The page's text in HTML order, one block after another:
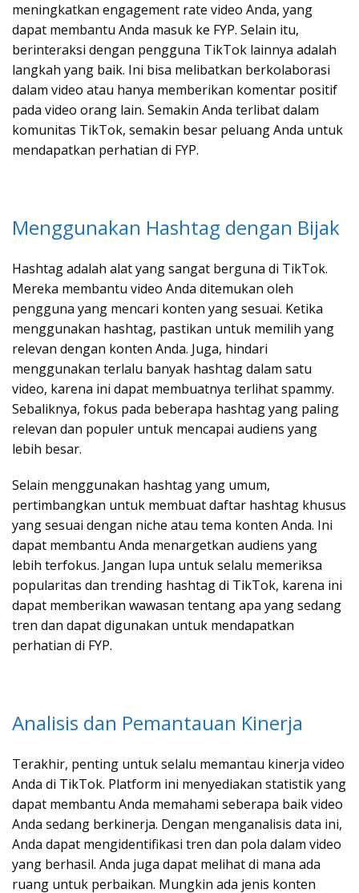
meningkatkan engagement rate video Anda, yang
dapat membantu Anda masuk ke FYP. Selain itu,
berinteraksi dengan pengguna TikTok lainnya adalah
langkah yang baik. Ini bisa melibatkan berkolaborasi
dalam video atau hanya memberikan komentar positif
pada video orang lain. Semakin Anda terlibat dalam
komunitas TikTok, semakin besar peluang Anda untuk
mendapatkan perhatian di FYP.
Menggunakan Hashtag dengan Bijak
Hashtag adalah alat yang sangat berguna di TikTok.
Mereka membantu video Anda ditemukan oleh
pengguna yang mencari konten yang sesuai. Ketika
menggunakan hashtag, pastikan untuk memilih yang
relevan dengan konten Anda. Juga, hindari
menggunakan terlalu banyak hashtag dalam satu
video, karena ini dapat membuatnya terlihat spammy.
Sebaliknya, fokus pada beberapa hashtag yang paling
relevan dan populer untuk mencapai audiens yang
lebih besar.
Selain menggunakan hashtag yang umum,
pertimbangkan untuk membuat daftar hashtag khusus
yang sesuai dengan niche atau tema konten Anda. Ini
dapat membantu Anda menargetkan audiens yang
lebih terfokus. Jangan lupa untuk selalu memeriksa
popularitas dan trending hashtag di TikTok, karena ini
dapat memberikan wawasan tentang apa yang sedang
tren dan dapat digunakan untuk mendapatkan
perhatian di FYP.
Analisis dan Pemantauan Kinerja
Terakhir, penting untuk selalu memantau kinerja video
Anda di TikTok. Platform ini menyediakan statistik yang
dapat membantu Anda memahami seberapa baik video
Anda sedang berkinerja. Dengan menganalisis data ini,
Anda dapat mengidentifikasi tren dan pola dalam video
yang berhasil. Anda juga dapat melihat di mana ada
ruang untuk perbaikan. Mungkin ada jenis konten